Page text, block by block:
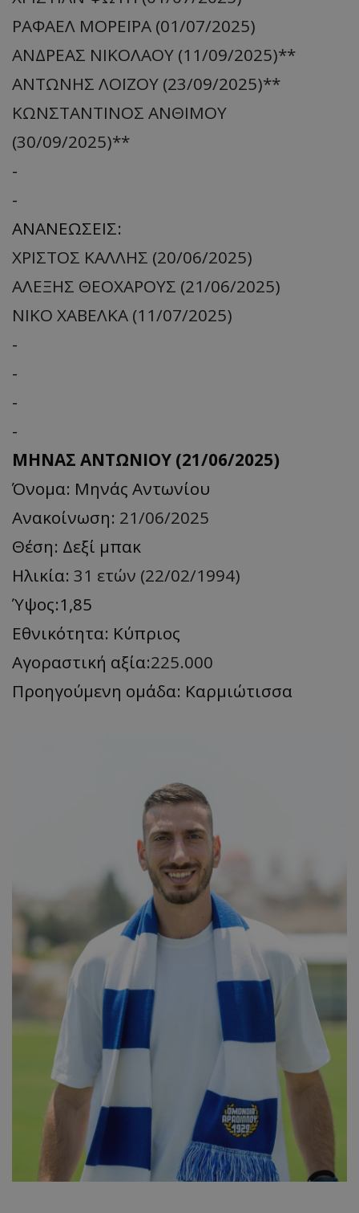
ΡΑΦΑΕΛ ΜΟΡΕΪΡΑ (01/07/2025)
ΑΝΔΡΕΑΣ ΝΙΚΟΛΑΟΥ (11/09/2025)**
ΑΝΤΩΝΗΣ ΛΟΪΖΟΥ (23/09/2025)**
ΚΩΝΣΤΑΝΤΙΝΟΣ ΑΝΘΙΜΟΥ
(30/09/2025)**
-
-
ΑΝΑΝΕΩΣΕΙΣ:
ΧΡΙΣΤΟΣ ΚΑΛΛΗΣ (20/06/2025)
ΑΛΕΞΗΣ ΘΕΟΧΑΡΟΥΣ (21/06/2025)
ΝΙΚΟ ΧΑΒΕΛΚΑ (11/07/2025)
-
-
-
-
ΜΗΝΑΣ ΑΝΤΩΝΙΟΥ (21/06/2025)
Όνομα: Μηνάς Αντωνίου
Ανακοίνωση: 21/06/2025
Θέση: Δεξί μπακ
Ηλικία: 31 ετών (22/02/1994)
Ύψος:1,85
Εθνικότητα: Κύπριος
Αγοραστική αξία:225.000
Προηγούμενη ομάδα: Καρμιώτισσα